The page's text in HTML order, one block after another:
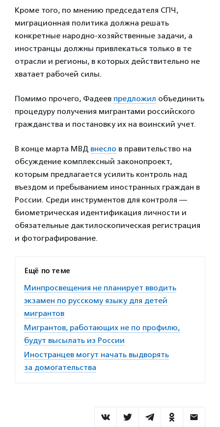
Кроме того, по мнению председателя СПЧ,
миграционная политика должна решать
конкретные народно-хозяйственные задачи, а
иностранцы должны привлекаться только в те
отрасли и регионы, в которых действительно не
хватает рабочей силы.
Помимо прочего, Фадеев предложил объединить
процедуру получения мигрантами российского
гражданства и постановку их на воинский учет.
В конце марта МВД внесло в правительство на
обсуждение комплексный законопроект,
которым предлагается усилить контроль над
въездом и пребыванием иностранных граждан в
России. Среди инструментов для контроля —
биометрическая идентификация личности и
обязательные дактилоскопическая регистрация
и фотографирование.
Ещё по теме
Минпросвещения не планирует вводить
экзамен по русскому языку для детей
мигрантов
Мигрантов, работающих не по профилю,
будут высылать из России
Иностранцев могут начать выдворять
за домогательства